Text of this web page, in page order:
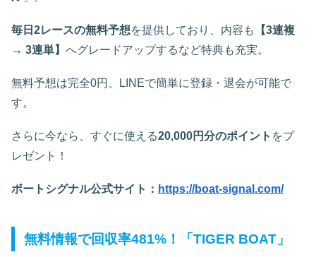
毎日2レースの無料予想を提供しており、内容も
【3連複
→ 3連単】 へグレードアップするなど特典も充実。
無料予想は完全0円、LINEで簡単に登録・退会が可能で
す。
さらに今なら、すぐに使える20,000円分のポイント をプ
レゼント！
ボートシグナル公式サイト： https://boat-signal.com/
無料情報で回収率481%！「TIGER BOAT」